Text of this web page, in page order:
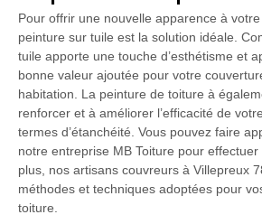
Pour offrir une nouvelle apparence à
peinture sur tuile est la solution idéale.
tuile apporte une touche d’esthétisme et
bonne valeur ajoutée pour votre
habitation. La peinture de toiture à
renforcer et à améliorer l’efficacité de
termes d’étanchéité. Vous pouvez faire
notre entreprise MB Toiture pour
plus, nos artisans couvreurs à Villepreux
méthodes et techniques adoptées pour
toiture.